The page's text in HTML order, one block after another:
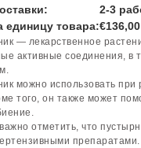
2-3
единицу товара:
— лекарственное
активные соединения, в
можно использовать при
того, он также может
отметить, что